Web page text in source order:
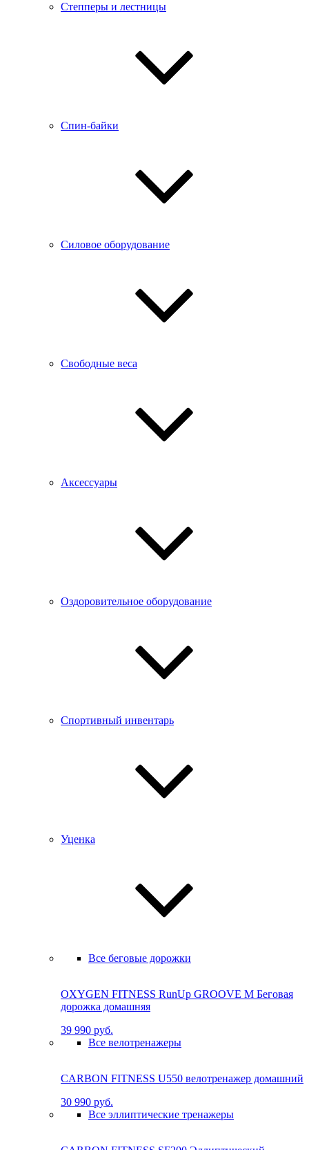
Степперы и лестницы
Спин-байки
Силовое оборудование
Свободные веса
Аксессуары
Оздоровительное оборудование
Спортивный инвентарь
Уценка
Все беговые дорожки
OXYGEN FITNESS RunUp GROOVE M Бе­го­вая
до­рож­ка до­маш­няя
39 990 руб.
Все велотренажеры
CARBON FITNESS U550 велотренажер домашний
30 990 руб.
Все эллиптические тренажеры